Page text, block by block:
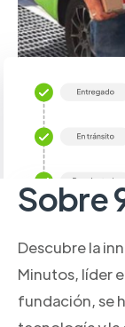
Sobre
Descubre la
Minutos, líder
fundación, se